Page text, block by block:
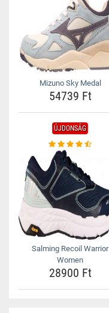
Mizuno Sky Medal
54739 Ft
ÚJDONSÁG
Salming Recoil Warrior
Women
28900 Ft